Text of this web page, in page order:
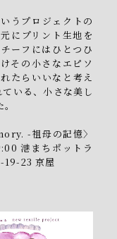
うプロジェクトの
にプリント生地を
ーフにはひとつひ
その小さなエピソ
たらいいなと考え
いる、小さな美し
-祖母の記憶〉
港まちポットラ
19-23 京屋